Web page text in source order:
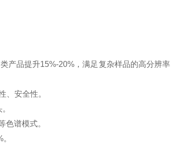
产品提升15%-20%，满足复杂样品的高分辨率
、安全性。
色谱模式。